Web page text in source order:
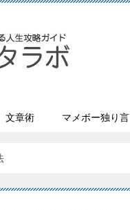
文章術 マメボー独り言